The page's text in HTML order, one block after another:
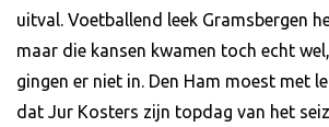
uitval. Voetballend leek Gramsbergen
maar die kansen kwamen toch echt
gingen er niet in. Den Ham moest met
dat Jur Kosters zijn topdag van het